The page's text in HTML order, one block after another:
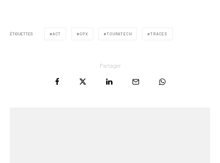
ÉTIQUETTES ACT GPX TOURATECH TRACES
Partager